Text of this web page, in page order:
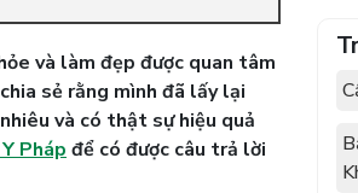
và làm đẹp được quan tâm
sẻ rằng mình đã lấy lại
và có thật sự hiệu quả
Pháp để có được câu trả lời